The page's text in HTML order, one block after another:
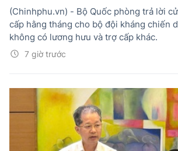
7 giờ trước
(Chinhphu.vn) - Bộ Quốc phòng trả lời
cấp hằng tháng cho bộ đội kháng chiến
không có lương hưu và trợ cấp khác.